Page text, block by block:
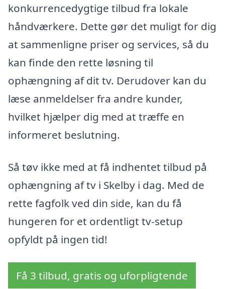
konkurrencedygtige tilbud fra lokale
håndværkere. Dette gør det muligt for dig
at sammenligne priser og services, så du
kan finde den rette løsning til
ophængning af dit tv. Derudover kan du
læse anmeldelser fra andre kunder,
hvilket hjælper dig med at træffe en
informeret beslutning.
Så tøv ikke med at få indhentet tilbud på
ophængning af tv i Skelby i dag. Med de
rette fagfolk ved din side, kan du få
hungeren for et ordentligt tv-setup
opfyldt på ingen tid!
Få 3 tilbud, gratis og uforpligtende